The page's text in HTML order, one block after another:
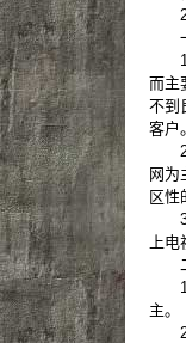
2.
一
1.
而主
不到
客户。
2.
网为
区性
3.
上
二
1.
主。
2.